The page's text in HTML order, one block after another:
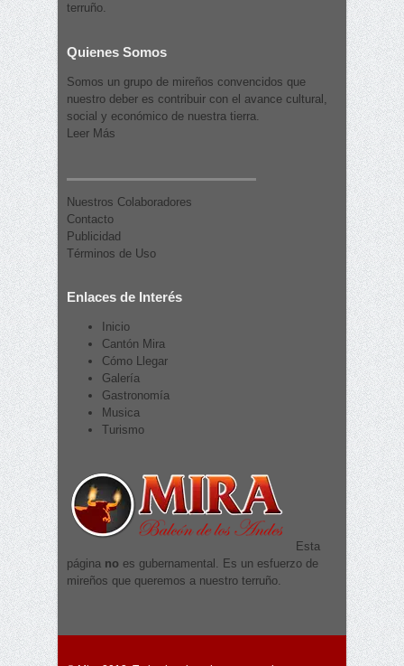
terruño.
Quienes Somos
Somos un grupo de mireños convencidos que
nuestro deber es contribuir con el avance cultural,
social y económico de nuestra tierra.
Leer Más
Nuestros Colaboradores
Contacto
Publicidad
Términos de Uso
Enlaces de Interés
Inicio
Cantón Mira
Cómo Llegar
Galería
Gastronomía
Musica
Turismo
Esta
página no es gubernamental. Es un esfuerzo de
mireños que queremos a nuestro terruño.